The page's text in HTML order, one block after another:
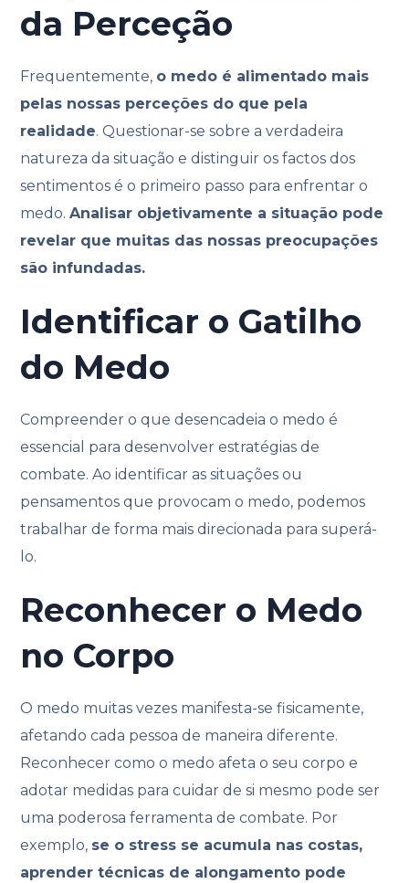
da Perceção
Frequentemente, o medo é alimentado mais
pelas nossas perceções do que pela
realidade. Questionar-se sobre a verdadeira
natureza da situação e distinguir os factos dos
sentimentos é o primeiro passo para enfrentar o
medo.Analisar objetivamente a situação pode
revelar que muitas das nossas preocupações
são infundadas.
Identificar o Gatilho
do Medo
Compreender o que desencadeia o medo é
essencial para desenvolver estratégias de
combate. Ao identificar as situações ou
pensamentos que provocam o medo, podemos
trabalhar de forma mais direcionada para superá-
lo.
Reconhecer o Medo
no Corpo
O medo muitas vezes manifesta-se fisicamente,
afetando cada pessoa de maneira diferente.
Reconhecer como o medo afeta o seu corpo e
adotar medidas para cuidar de si mesmo pode ser
uma poderosa ferramenta de combate. Por
exemplo, se o stress se acumula nas costas,
aprender técnicas de alongamento pode